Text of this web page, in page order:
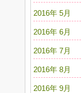
2016年 5月
2016年 6月
2016年 7月
2016年 8月
2016年 9月